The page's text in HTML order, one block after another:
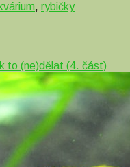
, rybičky
to (ne)dělat (4. část)